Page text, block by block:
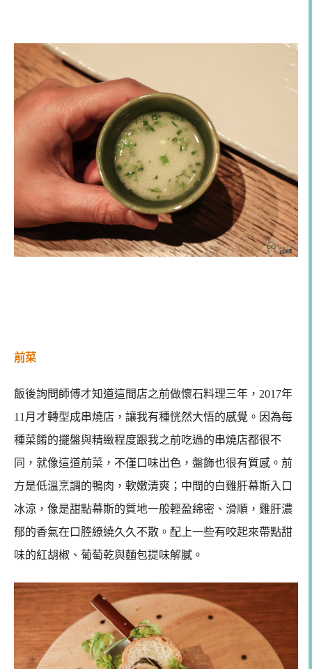
前菜
飯後詢問師傅才知道這間店之前做懷石料理三年，2017年
11月才轉型成串燒店，讓我有種恍然大悟的感覺。因為每
種菜餚的擺盤與精緻程度跟我之前吃過的串燒店都很不
同，就像這道前菜，不僅口味出色，盤飾也很有質感。前
方是低溫烹調的鴨肉，軟嫩清爽；中間的白雞肝幕斯入口
冰涼，像是甜點幕斯的質地一般輕盈綿密、滑順，雞肝濃
郁的香氣在口腔繚繞久久不散。配上一些有咬起來帶點甜
味的紅胡椒、葡萄乾與麵包提味解膩。